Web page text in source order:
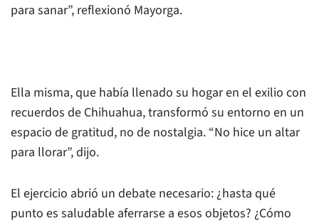
para sanar”, reflexionó Mayorga.
Ella misma, que había llenado su hogar en el exilio con
recuerdos de Chihuahua, transformó su entorno en un
espacio de gratitud, no de nostalgia. “No hice un altar
para llorar”, dijo.
El ejercicio abrió un debate necesario: ¿hasta qué
punto es saludable aferrarse a esos objetos? ¿Cómo